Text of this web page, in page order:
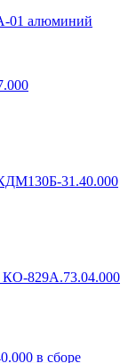
01 алюминий
31.40.000
КО-829А.73.04.000
в сборе